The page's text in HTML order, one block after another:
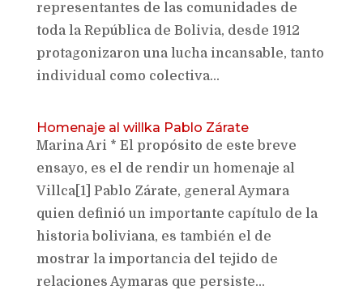
representantes de las comunidades de
toda la República de Bolivia, desde 1912
protagonizaron una lucha incansable, tanto
individual como colectiva...
Homenaje al willka Pablo Zárate
Marina Ari * El propósito de este breve
ensayo, es el de rendir un homenaje al
Villca[1] Pablo Zárate, general Aymara
quien definió un importante capítulo de la
historia boliviana, es también el de
mostrar la importancia del tejido de
relaciones Aymaras que persiste...